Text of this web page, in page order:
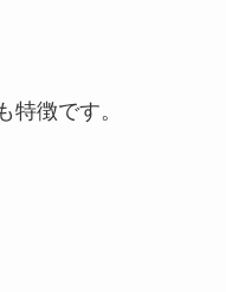
特徴です。